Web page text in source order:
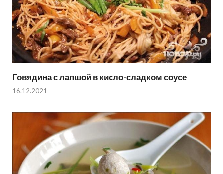
Говядина с лапшой в кисло-сладком соусе
16.12.2021